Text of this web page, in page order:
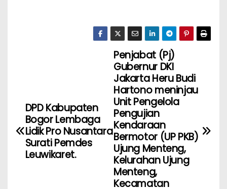
Penjabat (Pj)
Gubernur DKI
Jakarta Heru Budi
Hartono meninjau
Unit Pengelola
Pengujian
Kendaraan
Bermotor (UP PKB)
Ujung Menteng,
Kelurahan Ujung
Menteng,
Kecamatan
DPD Kabupaten
Bogor Lembaga
Lidik Pro Nusantara
Surati Pemdes
Leuwikaret.